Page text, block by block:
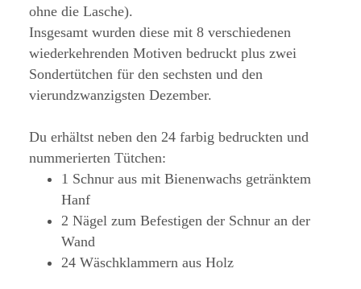
ohne die Lasche).
Insgesamt wurden diese mit 8 verschiedenen
wiederkehrenden Motiven bedruckt plus zwei
Sondertütchen für den sechsten und den
vierundzwanzigsten Dezember.
Du erhältst neben den 24 farbig bedruckten und
nummerierten Tütchen:
1 Schnur aus mit Bienenwachs getränktem
Hanf
2 Nägel zum Befestigen der Schnur an der
Wand
24 Wäschklammern aus Holz